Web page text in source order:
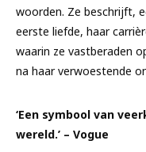
woorden. Ze beschrijft,
eerste liefde, haar
waarin ze vastberaden
na haar verwoestende
‘Een symbool van
wereld.’ – Vogue